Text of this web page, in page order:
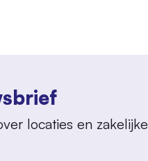
locaties en zakelijke